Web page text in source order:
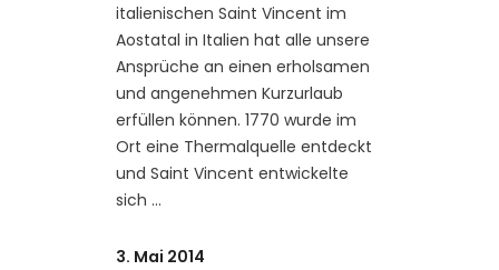
italienischen Saint Vincent im
Aostatal in Italien hat alle unsere
Ansprüche an einen erholsamen
und angenehmen Kurzurlaub
erfüllen können. 1770 wurde im
Ort eine Thermalquelle entdeckt
und Saint Vincent entwickelte
sich
3. Mai 2014